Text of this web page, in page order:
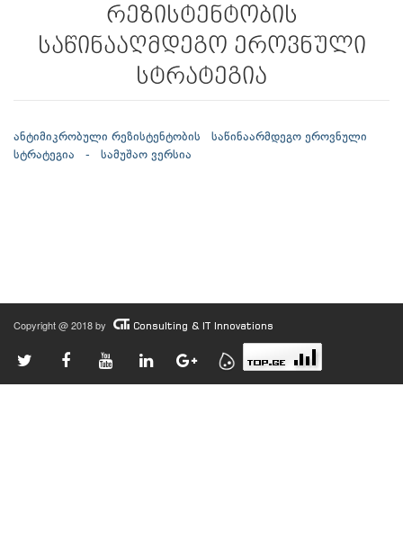
რეზისტენტობის
საწინააღმდეგო ეროვნული
სტრატეგია
ანტიმიკრობული რეზისტენტობის საწინაარმდეგო ეროვნული
სტრატეგია - სამუშაო ვერსია
Copyright @ 2018 by Consulting & IT Innovations